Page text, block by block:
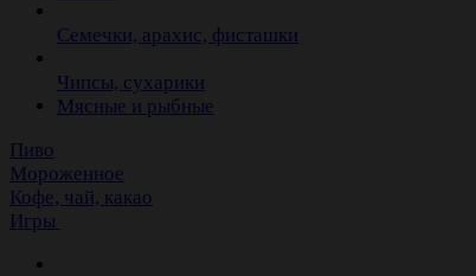
Семечки, арахис, фисташки
Чипсы, сухарики
Мясные и рыбные
Пиво
Мороженное
Кофе, чай, какао
Игры